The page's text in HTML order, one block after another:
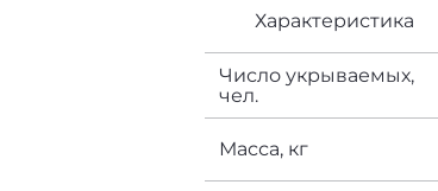
Характеристика
Число укрываемых,
чел.
Масса, кг